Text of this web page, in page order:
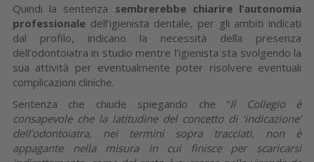
Quindi la sentenza sembrerebbe chiarire l’autonomia
professionale dell’igienista dentale, per gli ambiti indicati
dal profilo, indicano la necessità della presenza
dell’odontoiatra in studio mentre l’igienista sta svolgendo la
sua attività per eventualmente poter risolvere eventuali
complicazioni cliniche.
Sentenza che chiude spiegando che “Il Collegio è
consapevole che la latitudine del concetto di ‘indicazione’
dell’odontoiatra, nei termini sopra tracciati, non è
appagante nella misura in cui finisce per scaricarsi